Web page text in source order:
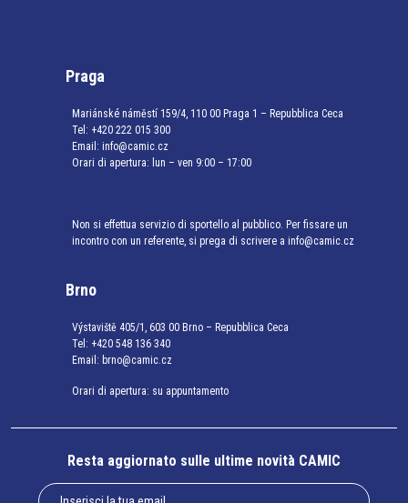
Praga
Mariánské náměstí 159/4, 110 00 Praga 1 – Repubblica Ceca
Tel: +420 222 015 300
Email: info@camic.cz
Orari di apertura: lun – ven 9:00 – 17:00
Non si effettua servizio di sportello al pubblico. Per fissare un
incontro con un referente, si prega di scrivere a info@camic.cz
Brno
Výstaviště 405/1, 603 00 Brno – Repubblica Ceca
Tel: +420 548 136 340
Email: brno@camic.cz
Orari di apertura: su appuntamento
Resta aggiornato sulle ultime novità CAMIC